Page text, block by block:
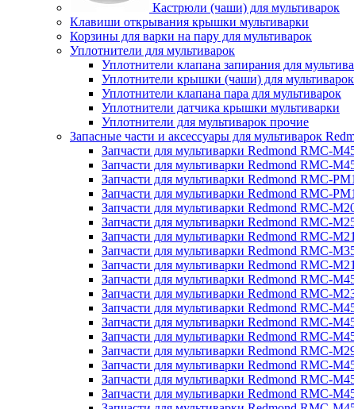
Кастрюли (чаши) для мультиварок
Клавиши открывания крышки мультиварки
Корзины для варки на пару для мультиварок
Уплотнители для мультиварок
Уплотнители клапана запирания для
Уплотнители крышки (чаши) для мультиварок
Уплотнители клапана пара для мультиварок
Уплотнители датчика крышки мультиварки
Уплотнители для мультиварок прочие
Запасные части и аксессуары для мультиварок
Запчасти для мультиварки Redmond RMC-
Запчасти для мультиварки Redmond RMC-
Запчасти для мультиварки Redmond RMC-
Запчасти для мультиварки Redmond RMC-
Запчасти для мультиварки Redmond RMC-
Запчасти для мультиварки Redmond RMC-
Запчасти для мультиварки Redmond RMC-M21
Запчасти для мультиварки Redmond RMC-
Запчасти для мультиварки Redmond RMC-
Запчасти для мультиварки Redmond RMC-
Запчасти для мультиварки Redmond RMC-
Запчасти для мультиварки Redmond RMC-
Запчасти для мультиварки Redmond RMC-
Запчасти для мультиварки Redmond RMC-
Запчасти для мультиварки Redmond RMC-
Запчасти для мультиварки Redmond RMC-
Запчасти для мультиварки Redmond RMC-
Запчасти для мультиварки Redmond RMC-